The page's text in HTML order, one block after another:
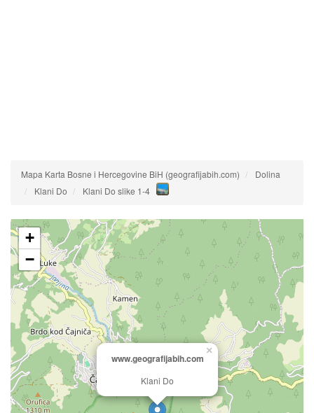
Mapa Karta Bosne i Hercegovine BiH (geografijabih.com)
Dolina
Klani Do
Klani Do slike 1-4
www.geografijabih.com
Klani Do
×
+
−